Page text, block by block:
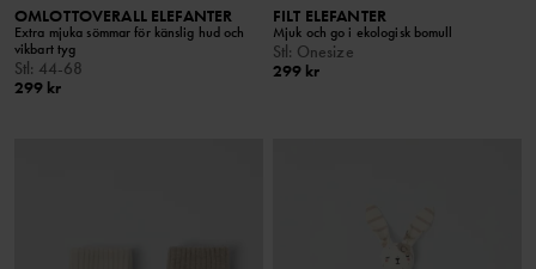
OMLOTTOVERALL ELEFANTER
Extra mjuka sömmar för känslig hud och
vikbart tyg
Stl: 44-68
299 kr
FILT ELEFANTER
Mjuk och go i ekologisk bomull
Stl: Onesize
299 kr